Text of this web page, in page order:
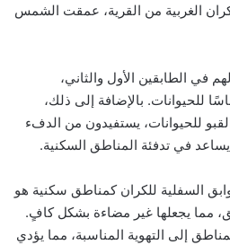
الغربية من القرية، عمقت الشمس
في الطابقين الأول والثاني،
للحيوانات. بالإضافة إلى ذلك،
للحيوانات، يستفيدون من الدفء
في تدفئة المناطق السكنية.
السفلية للكران كمناطق سكنية هو
مما يجعلها غير مضاءة بشكل كافٍ.
إلى التهوية المناسبة، مما يؤدي